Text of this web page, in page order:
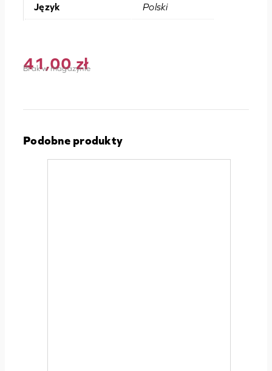
Język Polski
41,00zł
Brak w magazynie
Podobne produkty